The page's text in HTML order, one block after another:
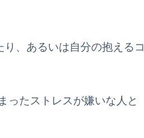
、あるいは自分の抱えるコ
ったストレスが嫌いな人と